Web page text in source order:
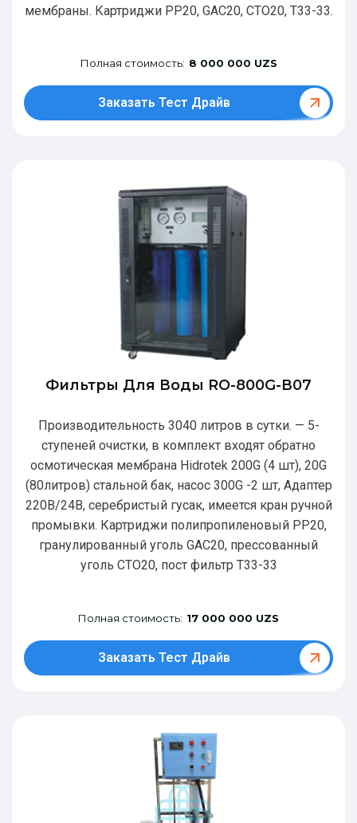
мембраны. Картриджи РР20, GAC20, CTO20, T33-33.
Полная стоимость: 8 000 000 UZS
Заказать Тест Драйв
Фильтры Для Воды RO-800G-В07
Производительность 3040 литров в сутки. — 5-
ступеней очистки, в комплект входят обратно
осмотическая мембрана Hidrotek 200G (4 шт), 20G
(80литров) стальной бак, насос 300G -2 шт, Адаптер
220В/24В, серебристый гусак, имеется кран ручной
промывки. Картриджи полипропиленовый РР20,
гранулированный уголь GAC20, прессованный
уголь CTO20, пост фильтр T33-33
Полная стоимость: 17 000 000 UZS
Заказать Тест Драйв